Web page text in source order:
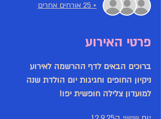
+ 25 אורחים אחרים
פרטי האירוע
ברוכים הבאים לדף ההרשמה לאירוע
ניקיון החופים וחגיגות יום הולדת שנה
למועדון צלילה חופשית יפו!